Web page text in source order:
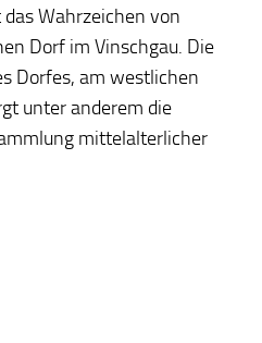
Wahrzeichen von
Dorf im Vinschgau. Die
Dorfes, am westlichen
unter anderem die
mittelalterlicher